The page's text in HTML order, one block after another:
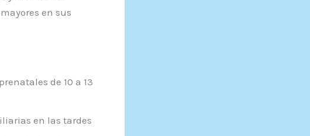
en sus
de 10 a 13
en las tardes